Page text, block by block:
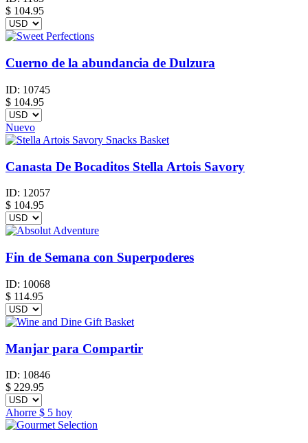
$ 104.95
Cuerno de la abundancia de Dulzura
ID: 10745
$ 104.95
Nuevo
Canasta De Bocaditos Stella Artois Savory
ID: 12057
$ 104.95
Fin de Semana con Superpoderes
ID: 10068
$ 114.95
Manjar para Compartir
ID: 10846
$ 229.95
Ahorre $ 5 hoy